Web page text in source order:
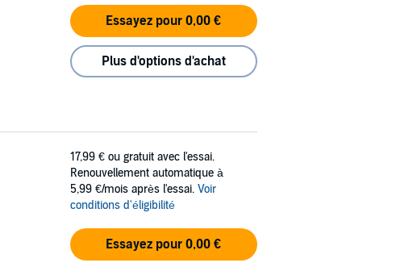
Essayez pour 0,00 €
Plus d'options d'achat
17,99 € ou gratuit avec l'essai.
Renouvellement automatique à
5,99 €/mois après l'essai. Voir
conditions d'éligibilité
Essayez pour 0,00 €